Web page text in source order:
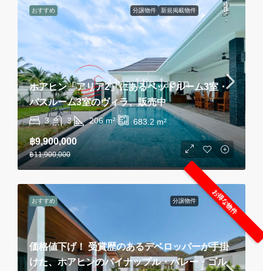
おすすめ 分譲物件 新規掲載物件
ホアヒン「アリア2」にあるベッドルーム3室・
バスルーム3室のヴィラ、販売中
3 3 206 m² 683.2m²
฿9,900,000
฿11,900,000
おすすめ 分譲物件 お得な物件
価格値下げ！ 受賞歴のあるデベロッパーが手掛
けた、ホアヒンのパイナップル・バレー・ゴル